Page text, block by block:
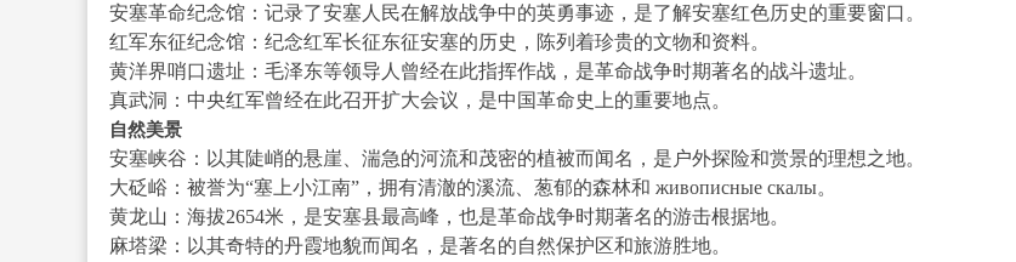
安塞革命纪念馆：记录了安塞人民在解放战争中的英勇事迹，是了解安塞红色历史的重要窗口。
红军东征纪念馆：纪念红军长征东征安塞的历史，陈列着珍贵的文物和资料。
黄洋界哨口遗址：毛泽东等领导人曾经在此指挥作战，是革命战争时期著名的战斗遗址。
真武洞：中央红军曾经在此召开扩大会议，是中国革命史上的重要地点。
自然美景
安塞峡谷：以其陡峭的悬崖、湍急的河流和茂密的植被而闻名，是户外探险和赏景的理想之地。
大砭峪：被誉为“塞上小江南”，拥有清澈的溪流、葱郁的森林和 живописные скалы。
黄龙山：海拔2654米，是安塞县最高峰，也是革命战争时期著名的游击根据地。
麻塔梁：以其奇特的丹霞地貌而闻名，是著名的自然保护区和旅游胜地。